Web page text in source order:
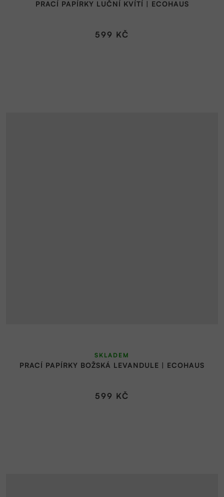
PRACÍ PAPÍRKY LUČNÍ KVÍTÍ | ECOHAUS
599 KČ
PRACÍ PAPÍRKY BOŽSKÁ LEVANDULE | ECOHAUS
SKLADEM
599 KČ